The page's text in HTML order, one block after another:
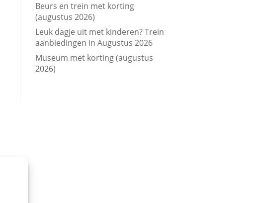
Beurs en trein met korting
(augustus 2026)
Leuk dagje uit met kinderen? Trein
aanbiedingen in Augustus 2026
Museum met korting (augustus
2026)